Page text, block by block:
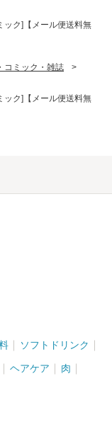
ック]【メール便送料無
コミック・雑誌
>
ック]【メール便送料無
ソフトドリンク
ヘアケア 肉